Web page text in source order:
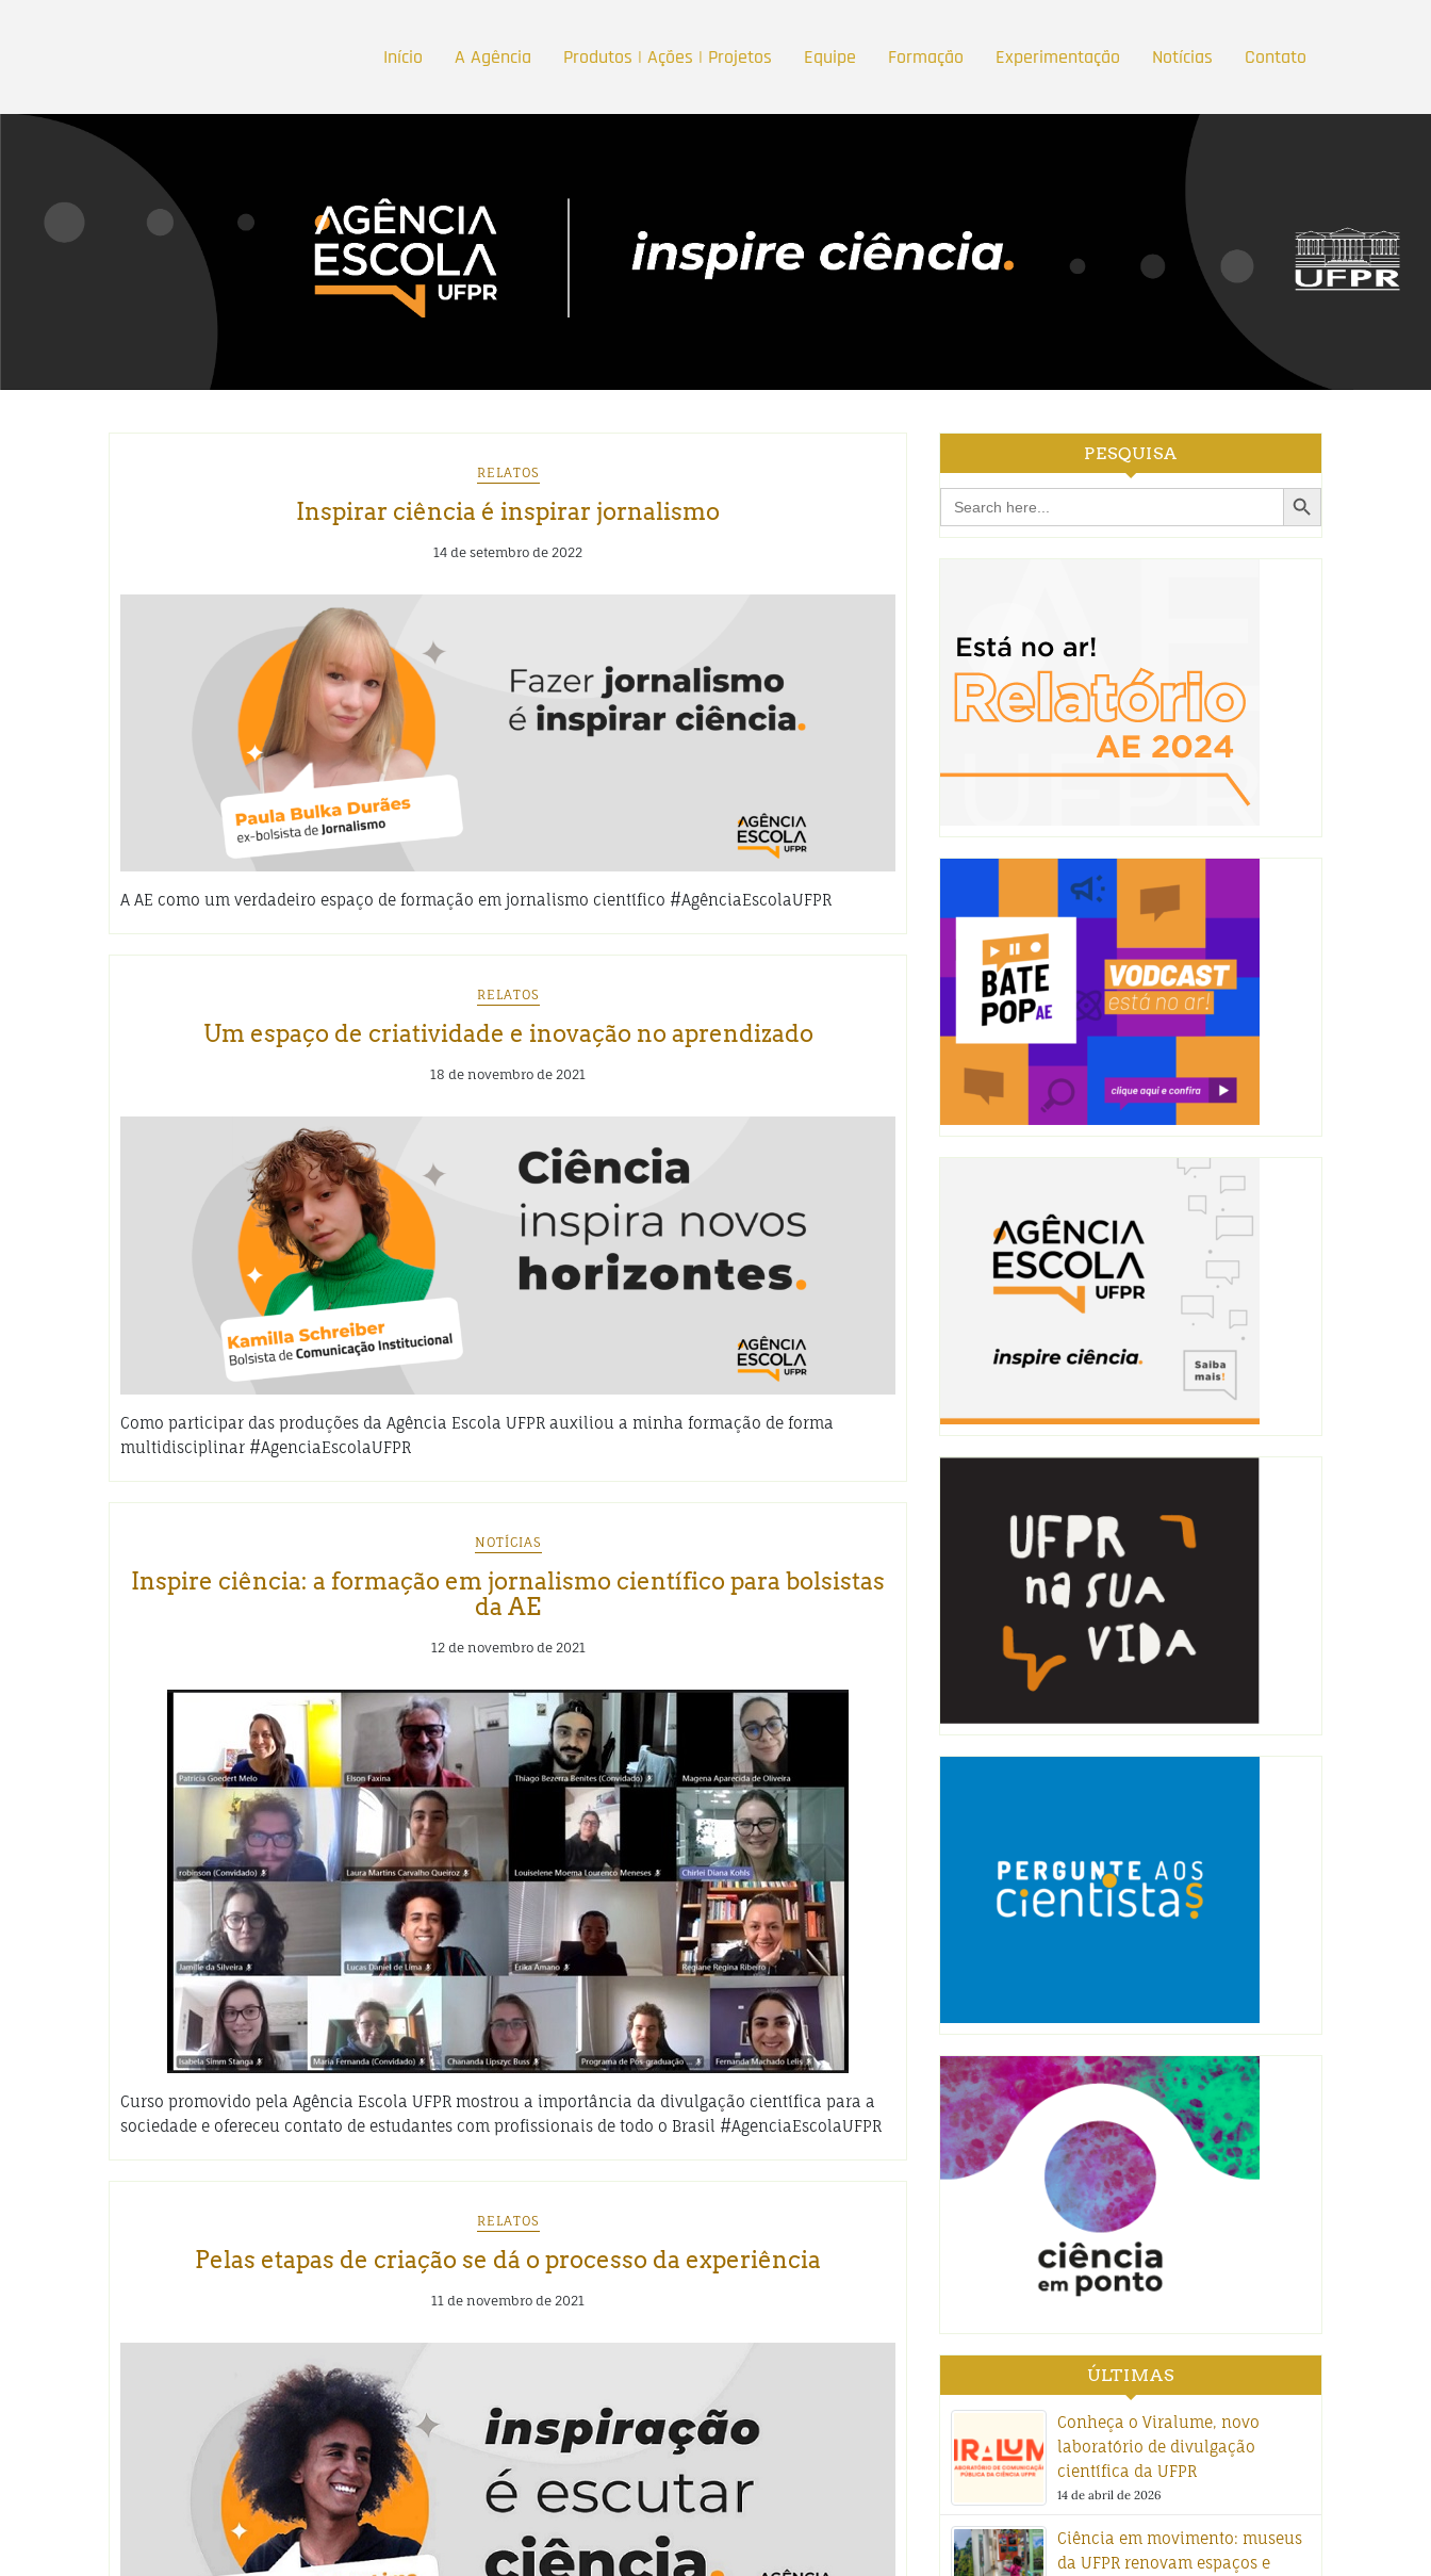
Início A Agência Produtos | Ações | Projetos Equipe Formação Experimentação Notícias Contato
RELATOS
Inspirar ciência é inspirar jornalismo
14 de setembro de 2022
A AE como um verdadeiro espaço de formação em jornalismo científico #AgênciaEscolaUFPR
RELATOS
Um espaço de criatividade e inovação no aprendizado
18 de novembro de 2021
Como participar das produções da Agência Escola UFPR auxiliou a minha formação de forma
multidisciplinar #AgenciaEscolaUFPR
NOTÍCIAS
Inspire ciência: a formação em jornalismo científico para bolsistas
da AE
12 de novembro de 2021
Curso promovido pela Agência Escola UFPR mostrou a importância da divulgação científica para a
sociedade e ofereceu contato de estudantes com profissionais de todo o Brasil #AgenciaEscolaUFPR
RELATOS
Pelas etapas de criação se dá o processo da experiência
11 de novembro de 2021
PESQUISA
Search
for:
Search Button
ÚLTIMAS
Conheça o Viralume, novo
laboratório de divulgação
científica da UFPR
14 de abril de 2026
Ciência em movimento: museus
da UFPR renovam espaços e